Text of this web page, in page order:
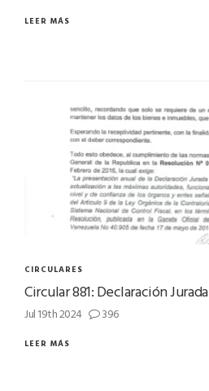
LEER MÁS
CIRCULARES
Circular 881: Declaración
Jul 19th 2024 396
LEER MÁS